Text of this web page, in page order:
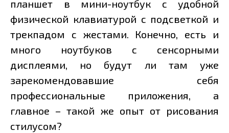
планшет в мини-ноутбук с удобной
физической клавиатурой с подсветкой и
трекпадом с жестами. Конечно, есть и
много ноутбуков с сенсорными
дисплеями, но будут ли там уже
зарекомендовавшие себя
профессиональные приложения, а
главное – такой же опыт от рисования
стилусом?